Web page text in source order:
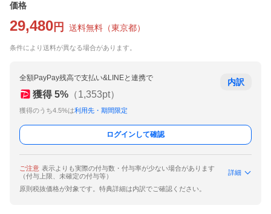
価格
29,480 円 送料無料 （東京都）
条件により送料が異なる場合があります。
全額PayPay残高で支払い&LINEと連携で
獲得 5% （1,353pt）
獲得のうち4.5%は利用先・期間限定
内訳
ログインして確認
ご注意 表示よりも実際の付与数・付与率が少ない場合があります
（付与上限、未確定の付与等）
詳細
原則税抜価格が対象です。特典詳細は内訳でご確認ください。